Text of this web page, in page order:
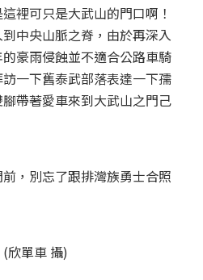
裡可只是大武山的門口啊！
中央山脈之脊，由於再深入
豪雨侵蝕並不適合公路車騎
一下舊泰武部落表達一下孺
帶著愛車來到大武山之門己
，別忘了跟排灣族勇士合照
欣單車 攝)